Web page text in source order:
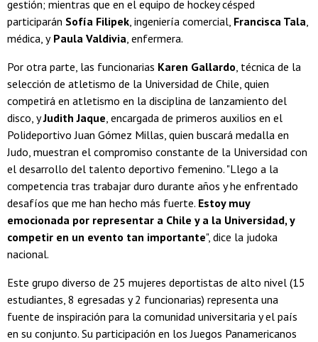
gestión; mientras que en el equipo de hockey césped
participarán Sofía Filipek, ingeniería comercial, Francisca Tala,
médica, yPaula Valdivia, enfermera.
Por otra parte, las funcionarias Karen Gallardo, técnica de la
selección de atletismo de la Universidad de Chile, quien
competirá en atletismo en la disciplina de lanzamiento del
disco, yJudith Jaque, encargada de primeros auxilios en el
Polideportivo Juan Gómez Millas, quien buscará medalla en
Judo, muestran el compromiso constante de la Universidad con
el desarrollo del talento deportivo femenino. "Llego a la
competencia tras trabajar duro durante años y he enfrentado
desafíos que me han hecho más fuerte. Estoy muy
emocionada por representar a Chile y a la Universidad, y
competir en un evento tan importante", dice la judoka
nacional.
Este grupo diverso de 25 mujeres deportistas de alto nivel (15
estudiantes, 8 egresadas y 2 funcionarias) representa una
fuente de inspiración para la comunidad universitaria y el país
en su conjunto. Su participación en los Juegos Panamericanos